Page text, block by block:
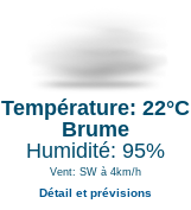
Température: 22°C
Brume
Humidité: 95%
Vent: SW à 4km/h
Détail et prévisions